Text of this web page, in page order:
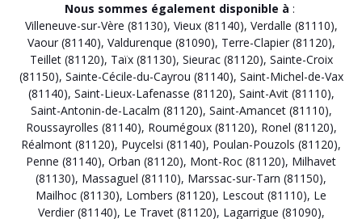
Nous sommes également disponible à :
Villeneuve-sur-Vère (81130), Vieux (81140), Verdalle (81110),
Vaour (81140), Valdurenque (81090), Terre-Clapier (81120),
Teillet (81120), Taïx (81130), Sieurac (81120), Sainte-Croix
(81150), Sainte-Cécile-du-Cayrou (81140), Saint-Michel-de-Vax
(81140), Saint-Lieux-Lafenasse (81120), Saint-Avit (81110),
Saint-Antonin-de-Lacalm (81120), Saint-Amancet (81110),
Roussayrolles (81140), Roumégoux (81120), Ronel (81120),
Réalmont (81120), Puycelsi (81140), Poulan-Pouzols (81120),
Penne (81140), Orban (81120), Mont-Roc (81120), Milhavet
(81130), Massaguel (81110), Marssac-sur-Tarn (81150),
Mailhoc (81130), Lombers (81120), Lescout (81110), Le
Verdier (81140), Le Travet (81120), Lagarrigue (81090),